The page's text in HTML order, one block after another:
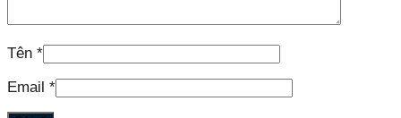
Tên *
Email *